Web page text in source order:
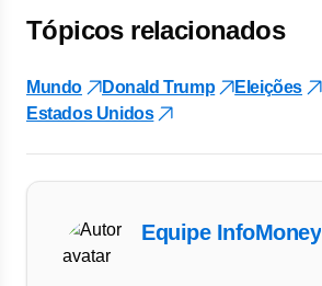
Tópicos relacionados
Mundo Donald Trump Eleições
Estados Unidos
Equipe InfoMoney